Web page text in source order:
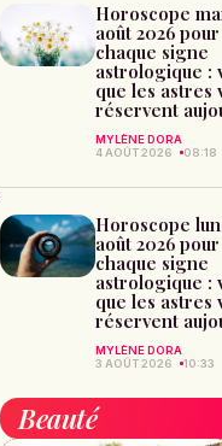
Horoscope
août 2026 pour
chaque signe
astrologique :
que les astres
réservent
MYLÈNE DORA
4 AOÛT 2026
08:18
Horoscope
août 2026 pour
chaque signe
astrologique :
que les astres
réservent
MYLÈNE DORA
3 AOÛT 2026
10:33
Beauté